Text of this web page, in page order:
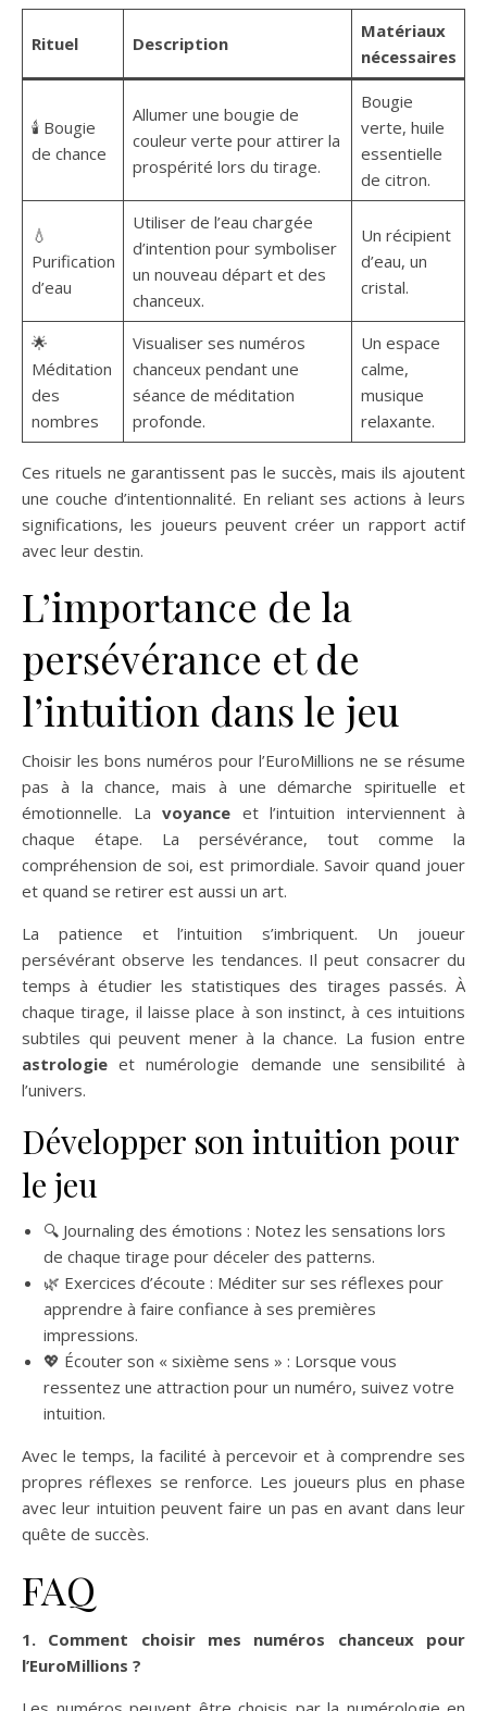
Rituel Description
Matériaux
nécessaires
🕯️ Bougie
de chance
Allumer une bougie de
couleur verte pour attirer la
prospérité lors du tirage.
Bougie
verte, huile
essentielle
de citron.
💧
Purification
d’eau
Utiliser de l’eau chargée
d’intention pour symboliser
un nouveau départ et des
chanceux.
Un récipient
d’eau, un
cristal.
🌟
Méditation
des
nombres
Visualiser ses numéros
chanceux pendant une
séance de méditation
profonde.
Un espace
calme,
musique
relaxante.
Ces rituels ne garantissent pas le succès, mais ils ajoutent
une couche d’intentionnalité. En reliant ses actions à leurs
significations, les joueurs peuvent créer un rapport actif
avec leur destin.
L’importance de la
persévérance et de
l’intuition dans le jeu
Choisir les bons numéros pour l’EuroMillions ne se résume
pas à la chance, mais à une démarche spirituelle et
émotionnelle. La voyance et l’intuition interviennent à
chaque étape. La persévérance, tout comme la
compréhension de soi, est primordiale. Savoir quand jouer
et quand se retirer est aussi un art.
La patience et l’intuition s’imbriquent. Un joueur
persévérant observe les tendances. Il peut consacrer du
temps à étudier les statistiques des tirages passés. À
chaque tirage, il laisse place à son instinct, à ces intuitions
subtiles qui peuvent mener à la chance. La fusion entre
astrologie et numérologie demande une sensibilité à
l’univers.
Développer son intuition pour
le jeu
🔍 Journaling des émotions : Notez les sensations lors
de chaque tirage pour déceler des patterns.
🌿 Exercices d’écoute : Méditer sur ses réflexes pour
apprendre à faire confiance à ses premières
impressions.
💖 Écouter son « sixième sens » : Lorsque vous
ressentez une attraction pour un numéro, suivez votre
intuition.
Avec le temps, la facilité à percevoir et à comprendre ses
propres réflexes se renforce. Les joueurs plus en phase
avec leur intuition peuvent faire un pas en avant dans leur
quête de succès.
FAQ
1. Comment choisir mes numéros chanceux pour
l’EuroMillions ?